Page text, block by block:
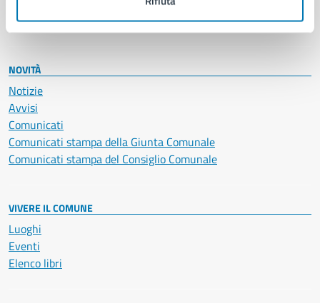
Vita lavorativa
NOVITÀ
Notizie
Avvisi
Comunicati
Comunicati stampa della Giunta Comunale
Comunicati stampa del Consiglio Comunale
VIVERE IL COMUNE
Luoghi
Eventi
Elenco libri